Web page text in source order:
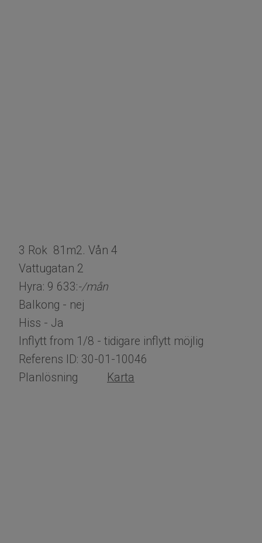
3 Rok 81m2. Vån 4
Vattugatan 2
Hyra: 9 633:-/mån
Balkong - nej
Hiss - Ja
Inflytt from 1/8 - tidigare inflytt möjlig
Referens ID: 30-01-10046
​​​​​Planlösning
Karta